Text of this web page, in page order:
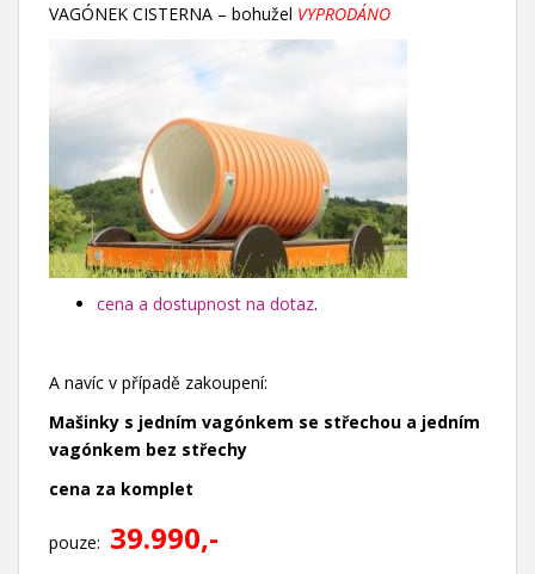
VAGÓNEK CISTERNA – bohužel VYPRODÁNO
cena a dostupnost na dotaz.
A navíc v případě zakoupení:
Mašinky s jedním vagónkem se střechou a jedním
vagónkem bez střechy
cena za komplet
pouze: 39.990,-